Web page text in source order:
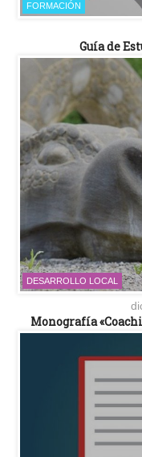
FORMACIÓN
Guía de
DESARROLLO LOCAL
Monografía